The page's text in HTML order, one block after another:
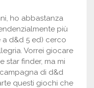
ho abbastanza
più
d&d 5 ed) cerco
Vorrei giocare
star finder, ma mi
di d&d
questi giochi che